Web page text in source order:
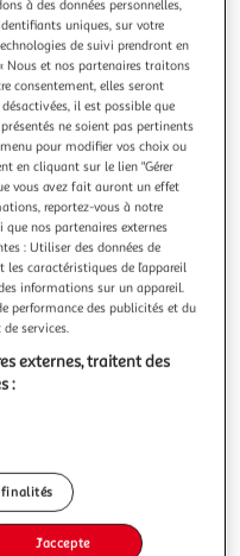
/ walking the
deux premières sorties, «
The Hedgehog ». Une
et rap, avec une
et post-punk. Le
La pochette propose une
32,87€
à des données personnelles,
uniques, sur votre
de suivi prendront en
Nous et nos partenaires traitons
consentement, elles seront
il est possible que
ne soient pas pertinents
pour modifier vos choix ou
en cliquant sur le lien "Gérer
vous avez fait auront un effet
reportez-vous à notre
nos partenaires externes
: Utiliser des données de
caractéristiques de l’appareil
informations sur un appareil.
performance des publicités et du
services.
externes, traitent des
:
J'accepte